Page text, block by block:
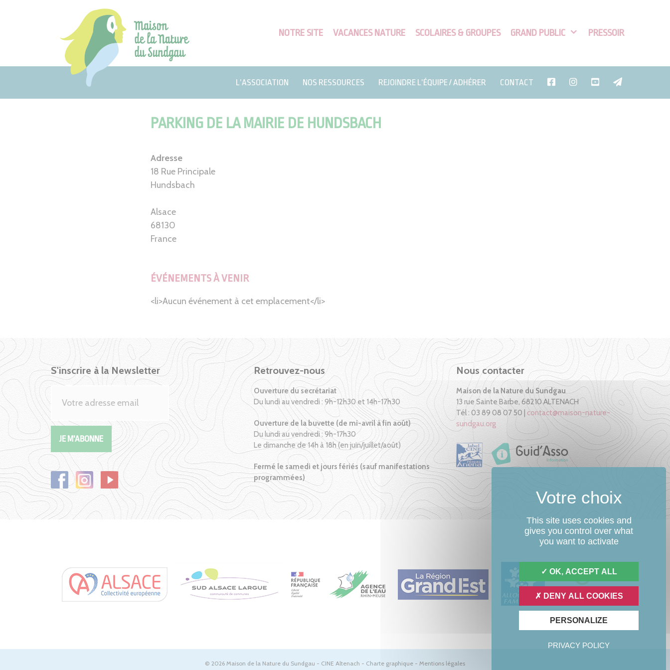
NOTRE SITE VACANCES NATURE SCOLAIRES & GROUPES GRAND PUBLIC PRESSOIR
L’ASSOCIATION NOS RESSOURCES REJOINDRE L’ÉQUIPE / ADHÉRER CONTACT
PARKING DE LA MAIRIE DE HUNDSBACH
Adresse
18 Rue Principale
Hundsbach
Alsace
68130
France
ÉVÉNEMENTS À VENIR
<li>Aucun événement à cet emplacement</li>
S'inscrire à la Newsletter Retrouvez-nous
Ouverture du secrétariat
Du lundi au vendredi : 9h-12h30 et 14h-17h30
Ouverture de la buvette (de mi-avril à fin août)
Du lundi au vendredi : 9h-17h30
Le dimanche de 14h à 18h (en juin/juillet/août)
Fermé le samedi et jours fériés (sauf manifestations
programmées)
Nous contacter
Maison de la Nature du Sundgau
13 rue Sainte Barbe, 68210 ALTENACH
Tél : 03 89 08 07 50 | contact@maison-nature-
sundgau.org
© 2026 Maison de la Nature du Sundgau - CINE Altenach - Charte graphique - Mentions légales
This site uses cookies and
gives you control over what
you want to activate
OK, ACCEPT ALL
DENY ALL COOKIES
PERSONALIZE
PRIVACY POLICY